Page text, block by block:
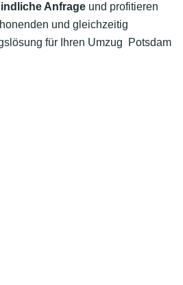
Anfrage und profitieren
und gleichzeitig
für Ihren Umzug Potsdam